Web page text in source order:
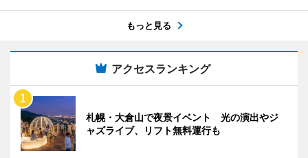
もっと見る
アクセスランキング
札幌・大倉山で夜景イベント 光の演出やジ
ャズライブ、リフト無料運行も